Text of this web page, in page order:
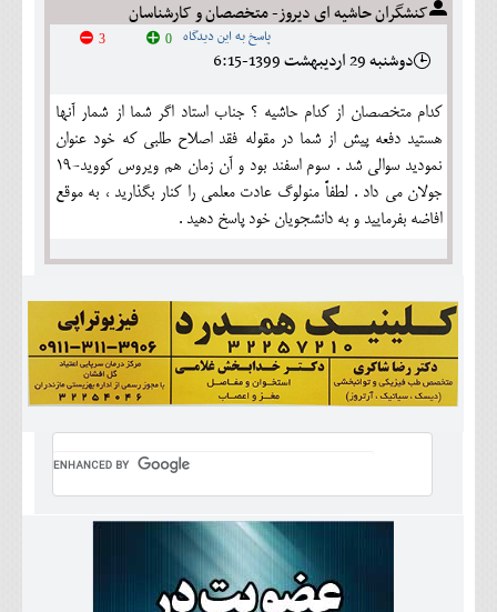
کنشگران حاشیه ای دیروز- متخصصان و کارشناسان
پاسخ به این دیدگاه 0
3
دوشنبه 29 ارديبهشت 1399-6:15
کدام متخصصان از کدام حاشیه ؟ جناب استاد اگر شما از شمار آنها
هستید دفعه پیش از شما در مقوله فقد اصلاح طلبی که خود عنوان
نمودید سوالی شد . سوم اسفند بود و آن زمان هم ویروس کووید-19
جولان می داد . لطفاً منولوگ عادت معلمی را کنار بگذارید ، به موقع
افاضه بفرمایید و به دانشجویان خود پاسخ دهید .